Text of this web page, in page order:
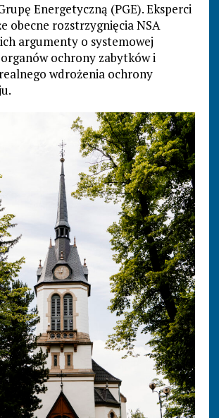
Energetyczną (PGE). Eksperci
obecne rozstrzygnięcia NSA
argumenty o systemowej
ochrony zabytków i
wdrożenia ochrony